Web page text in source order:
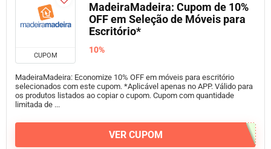
CUPOM
MadeiraMadeira: Cupom de 10%
OFF em Seleção de Móveis para
Escritório*
10%
MadeiraMadeira: Economize 10% OFF em móveis para escritório
selecionados com este cupom. *Aplicável apenas no APP. Válido para
os produtos listados ao copiar o cupom. Cupom com quantidade
limitada de ...
VER CUPOM